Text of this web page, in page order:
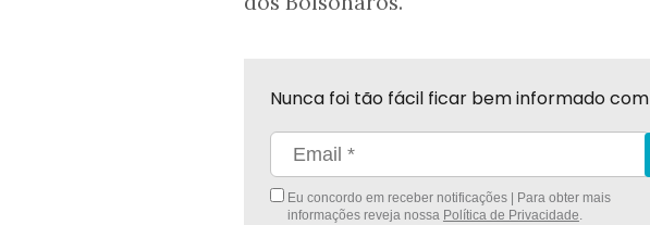
Nunca foi tão fácil ficar bem informado com
Eu concordo em receber notificações | Para obter mais
informações reveja nossa Política de Privacidade.